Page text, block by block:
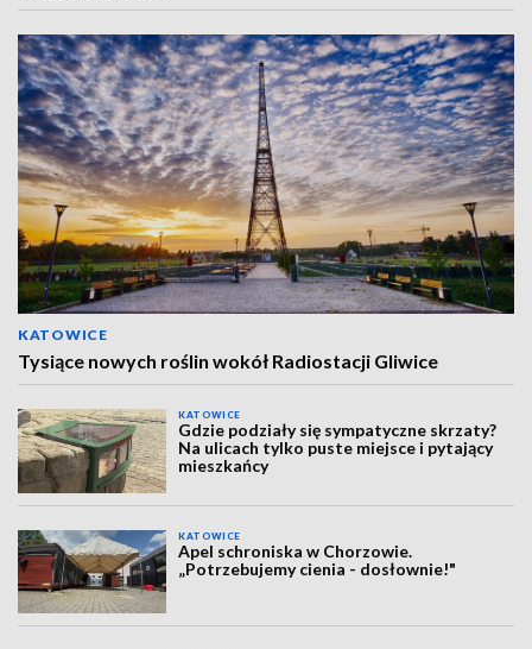
KATOWICE
Tysiące nowych roślin wokół Radiostacji Gliwice
KATOWICE
Gdzie podziały się sympatyczne skrzaty?
Na ulicach tylko puste miejsce i pytający
mieszkańcy
KATOWICE
Apel schroniska w Chorzowie.
„Potrzebujemy cienia - dosłownie!"